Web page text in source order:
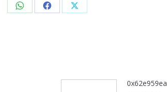
0x62e959ea